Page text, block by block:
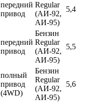
передний
привод
Regular
(АИ-92,
АИ-95)
5,4
передний
привод
Бензин
Regular
(АИ-92,
АИ-95)
5,5
полный
привод
(4WD)
Бензин
Regular
(АИ-92,
АИ-95)
5,6